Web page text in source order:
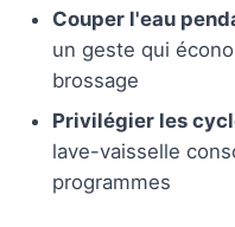
Couper l'eau
un geste qui
brossage
Privilégier les
lave-vaisselle
programmes